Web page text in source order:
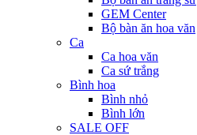
GEM Center
Bộ bàn ăn hoa văn
Ca
Ca hoa văn
Ca sứ trắng
Bình hoa
Bình nhỏ
Bình lớn
SALE OFF